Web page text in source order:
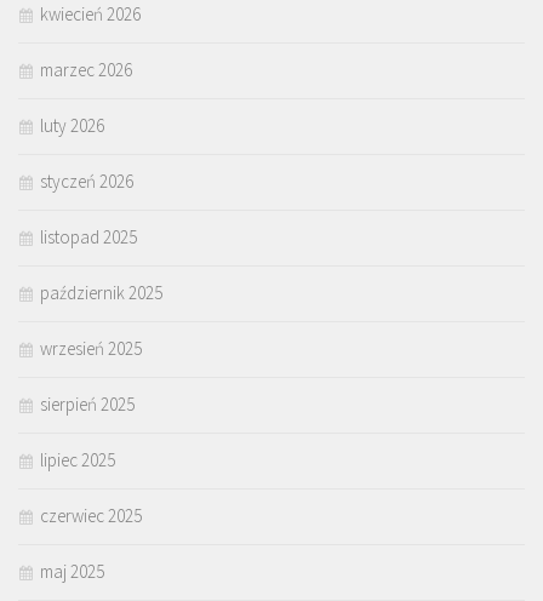
kwiecień 2026
marzec 2026
luty 2026
styczeń 2026
listopad 2025
październik 2025
wrzesień 2025
sierpień 2025
lipiec 2025
czerwiec 2025
maj 2025